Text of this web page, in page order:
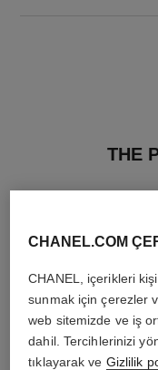
THE
CHANEL.COM
CHANEL, içerikleri
sunmak için çerezler
web sitemizde ve iş
dahil. Tercihlerinizi
tıklayarak ve Gizlilik